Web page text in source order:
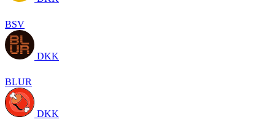
BSV
DKK
BLUR
DKK